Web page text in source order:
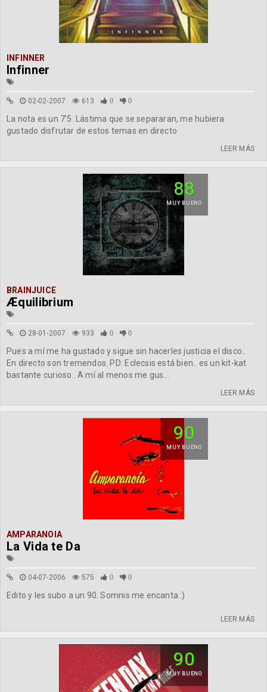
INFINNER
Infinner
02-02-2007 613 0 0
La nota es un 7'5. Lástima que se separaran, me hubiera
gustado disfrutar de estos temas en directo
LEER MÁS
88
MUY BUENO
BRAINJUICE
Æquilibrium
28-01-2007 933 0 0
Pues a mí me ha gustado y sigue sin hacerles justicia el disco..
En directo son tremendos. PD: Eclecsis está bien.. es un kit-kat
bastante curioso.. A mí al menos me gus...
LEER MÁS
90
MUY BUENO
AMPARANOIA
La Vida te Da
04-07-2006 575 0 0
Edito y les subo a un 90. Somnis me encanta :)
LEER MÁS
90
MUY BUENO